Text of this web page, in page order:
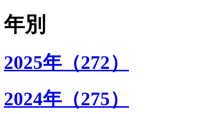
年別
2025年（272）
2024年（275）